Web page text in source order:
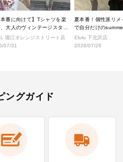
本番に向けて】Tシャツを楽
、大人のヴィンテージスタイ
堀江オレンジストリート店
07/31
夏本番！個性派リメ
で自分だけの
へ！
Elulu 下北沢店
2026/07/26
ングガイド